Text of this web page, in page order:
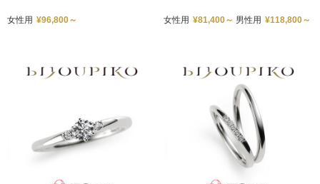
女性用 ¥96,800～ 女性用 ¥81,400～ 男性用 ¥118,800～